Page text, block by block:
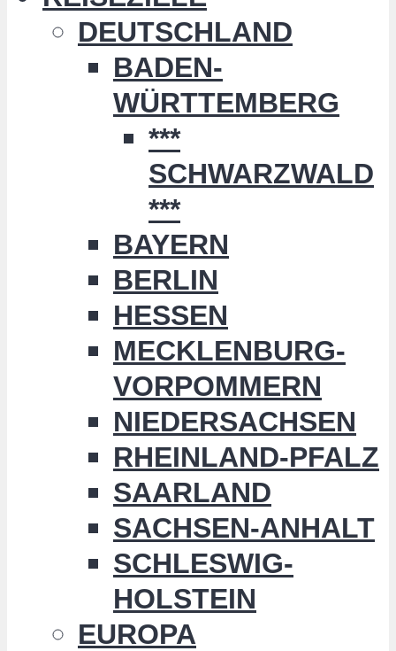
DEUTSCHLAND
BADEN-
WÜRTTEMBERG
***
SCHWARZWALD
***
BAYERN
BERLIN
HESSEN
MECKLENBURG-
VORPOMMERN
NIEDERSACHSEN
RHEINLAND-PFALZ
SAARLAND
SACHSEN-ANHALT
SCHLESWIG-
HOLSTEIN
EUROPA